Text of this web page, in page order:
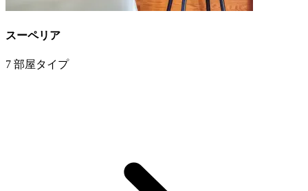
スーペリア
7 部屋タイプ